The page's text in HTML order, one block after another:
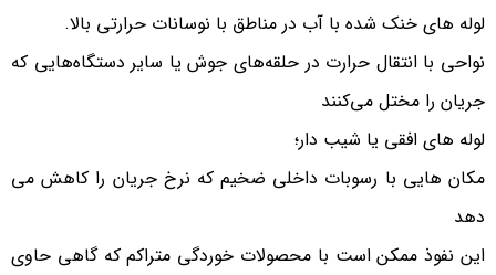
لوله های خنک شده با آب در مناطق با نوسانات حرارتی بالا.
نواحی با انتقال حرارت در حلقه‌های جوش یا سایر دستگاه‌هایی که
جریان را مختل می‌کنند
لوله های افقی یا شیب دار؛
مکان هایی با رسوبات داخلی ضخیم که نرخ جریان را کاهش می
دهد
این نفوذ ممکن است با محصولات خوردگی متراکم که گاهی حاوی